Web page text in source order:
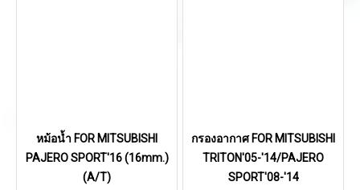
หม้อน้ำ FOR MITSUBISHI
PAJERO SPORT'16 (16mm.)
(A/T)
กรองอากาศ FOR MITSUBISHI
TRITON'05-'14/PAJERO
SPORT'08-'14